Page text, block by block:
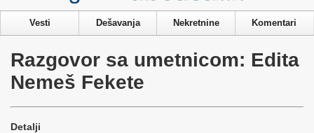
Vesti Dešavanja Nekretnine Komentari
Razgovor sa umetnicom: Edita
Nemeš Fekete
Detalji